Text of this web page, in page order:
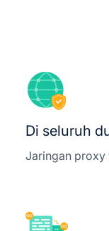
Di seluruh
Jaringan proxy